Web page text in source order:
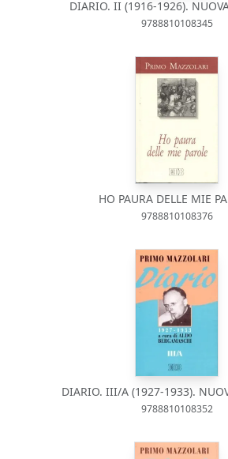
DIARIO. II (1916-1926).
9788810108345
HO PAURA DELLE MIE
9788810108376
DIARIO. III/A (1927-1933).
9788810108352